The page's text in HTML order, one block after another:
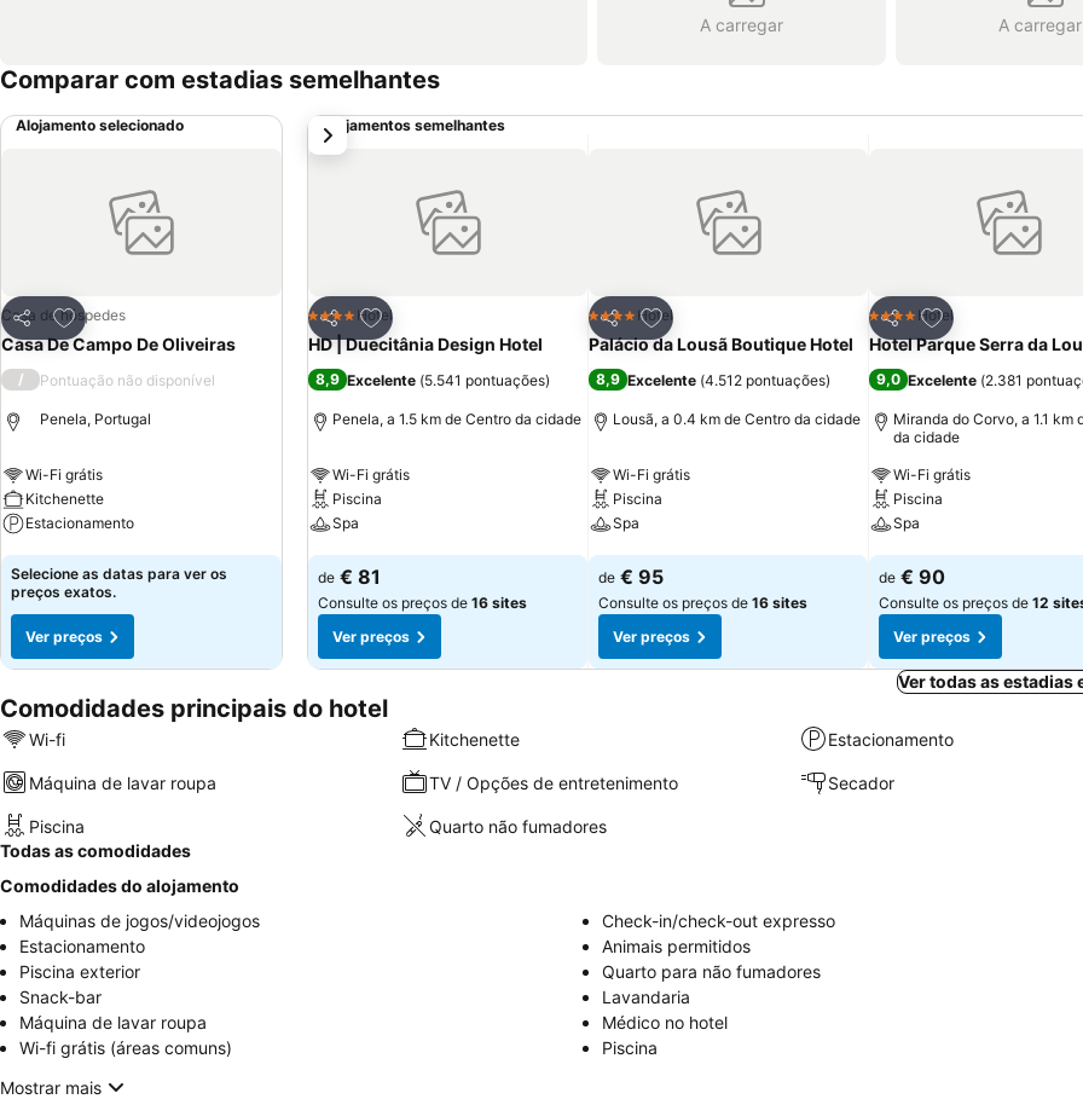
A carregar A carregar
Comparar com estadias semelhantes
Alojamento selecionado
Partilhar
Adicionar aos favoritos
Casa de hóspedes
Casa De Campo De Oliveiras
/ Pontuação não disponível
Penela, Portugal
Wi-Fi grátis
Kitchenette
Estacionamento
Ver preços
Selecione as datas para ver os
preços exatos.
Ver preços
Alojamentos semelhantes
Partilhar
Adicionar aos favoritos
4 EstrelasHotel
HD | Duecitânia Design Hotel
8,9 Excelente (5.541 pontuações)
Penela, a 1.5 km de Centro da cidade
Wi-Fi grátis
Piscina
Spa
Ver preços
de € 81
Consulte os preços de 16 sites
Ver preços
Partilhar
Adicionar aos favoritos
4 EstrelasHotel
Palácio da Lousã Boutique Hotel
8,9 Excelente (4.512 pontuações)
Lousã, a 0.4 km de Centro da cidade
Wi-Fi grátis
Piscina
Spa
Ver preços
de € 95
Consulte os preços de 16 sites
Ver preços
Partilhar
Adicionar aos
4 EstrelasHotel
Hotel Parque Serra da
9,0 Excelente (2.381
Miranda do Corvo, a 1.1 km
da cidade
Wi-Fi grátis
Piscina
Spa
Ver preços
de € 90
Consulte os preços de 12
Ver preços
próximo
Ver todas as estadias
Comodidades principais do hotel
Wi-fi Kitchenette Estacionamento
Máquina de lavar roupa TV / Opções de entretenimento Secador
Piscina
Quarto não fumadores
Todas as comodidades
Comodidades do alojamento
Máquinas de jogos/videojogos
Check-in/check-out expresso
Estacionamento
Animais permitidos
Piscina exterior
Quarto para não fumadores
Snack-bar
Lavandaria
Máquina de lavar roupa
Médico no hotel
Wi-fi grátis (áreas comuns)
Piscina
Mostrar mais